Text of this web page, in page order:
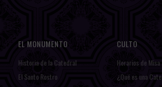
EL MONUMENTO
Historia de la Catedral
El Santo Rostro
CULTO
Horarios de Misa
¿Qué es una